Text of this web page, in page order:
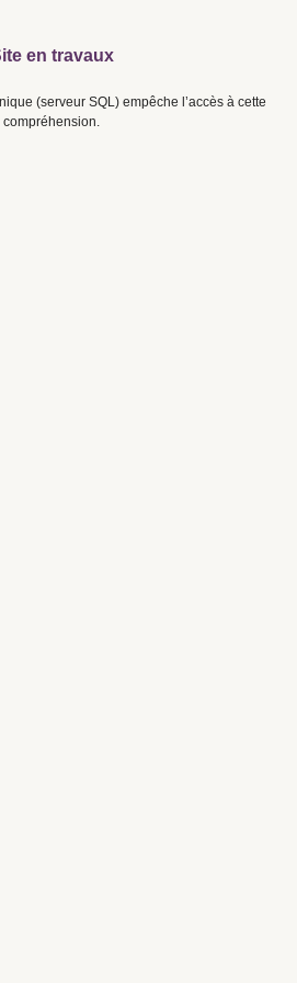
en travaux
(serveur SQL) empêche l’accès à cette